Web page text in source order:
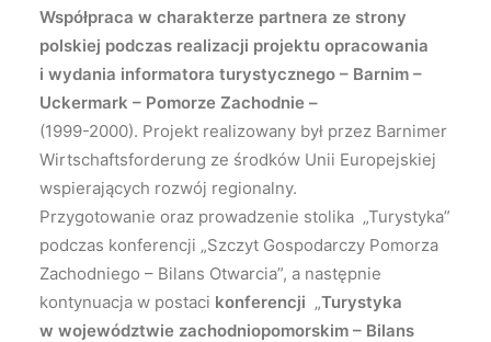
Współpraca w charakterze partnera ze strony
polskiej podczas realizacji projektu opracowania
i wydania informatora turystycznego – Barnim –
Uckermark – Pomorze Zachodnie –
(1999-2000). Projekt realizowany był przez Barnimer
Wirtschaftsforderung ze środków Unii Europejskiej
wspierających rozwój regionalny.
Przygotowanie oraz prowadzenie stolika „Turystyka”
podczas konferencji „Szczyt Gospodarczy Pomorza
Zachodniego – Bilans Otwarcia”, a następnie
kontynuacja w postaci konferencji „Turystyka
w województwie zachodniopomorskim – Bilans